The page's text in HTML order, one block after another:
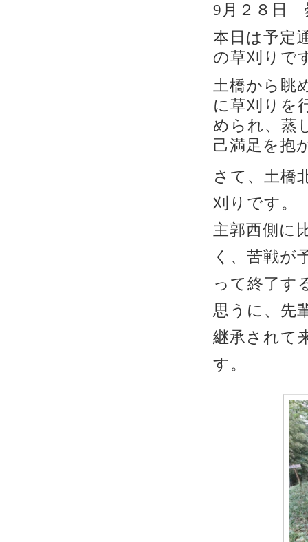
9月２８日
本日は予定
の草刈りで
土橋から眺
に草刈りを
められ、蒸
己満足を抱
さて、土橋
刈りです。
主郭西側に
く、苦戦が
って終了す
思うに、先
継承されて
す。